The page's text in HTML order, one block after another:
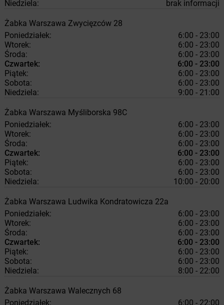
Niedziela: brak informacji
Żabka Warszawa Zwycięzców 28
Poniedziałek:
6:00 - 23:00
Wtorek:
6:00 - 23:00
Środa:
6:00 - 23:00
Czwartek:
6:00 - 23:00
Piątek:
6:00 - 23:00
Sobota:
6:00 - 23:00
Niedziela:
9:00 - 21:00
Żabka Warszawa Myśliborska 98C
Poniedziałek:
6:00 - 23:00
Wtorek:
6:00 - 23:00
Środa:
6:00 - 23:00
Czwartek:
6:00 - 23:00
Piątek:
6:00 - 23:00
Sobota:
6:00 - 23:00
Niedziela:
10:00 - 20:00
Żabka Warszawa Ludwika Kondratowicza 22a
Poniedziałek:
6:00 - 23:00
Wtorek:
6:00 - 23:00
Środa:
6:00 - 23:00
Czwartek:
6:00 - 23:00
Piątek:
6:00 - 23:00
Sobota:
6:00 - 23:00
Niedziela:
8:00 - 22:00
Żabka Warszawa Walecznych 68
Poniedziałek:
6:00 - 22:00